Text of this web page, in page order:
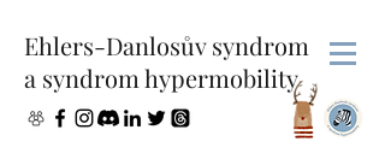
Ehlers-Danlosův syndrom
a syndrom hypermobility